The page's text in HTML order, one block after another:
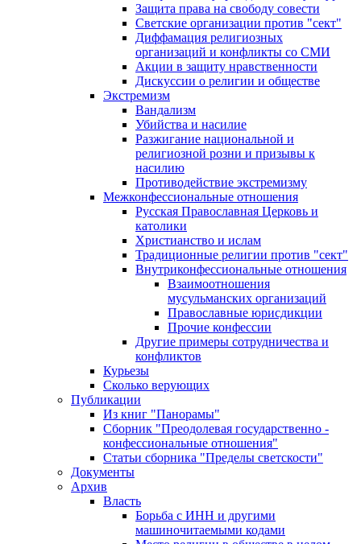
Защита права на свободу совести
Светские организации против "сект"
Диффамация религиозных
организаций и конфликты со СМИ
Акции в защиту нравственности
Дискуссии о религии и обществе
Экстремизм
Вандализм
Убийства и насилие
Разжигание национальной и
религиозной розни и призывы к
насилию
Противодействие экстремизму
Межконфессиональные отношения
Русская Православная Церковь и
католики
Христианство и ислам
Традиционные религии против "сект"
Внутриконфессиональные отношения
Взаимоотношения
мусульманских организаций
Православные юрисдикции
Прочие конфессии
Другие примеры сотрудничества и
конфликтов
Курьезы
Сколько верующих
Публикации
Из книг "Панорамы"
Сборник "Преодолевая государственно -
конфессиональные отношения"
Статьи сборника "Пределы светскости"
Документы
Архив
Власть
Борьба с ИНН и другими
машиночитаемыми кодами